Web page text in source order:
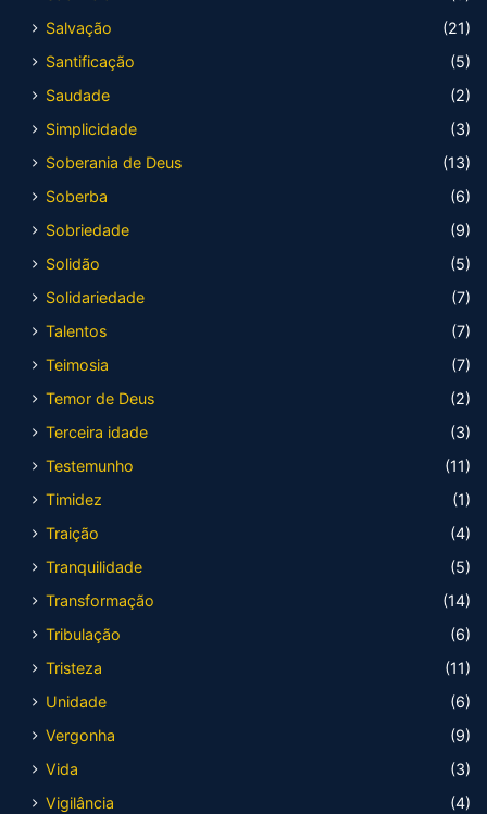
Salvação
(21)
Santificação
(5)
Saudade
(2)
Simplicidade
(3)
Soberania de Deus
(13)
Soberba
(6)
Sobriedade
(9)
Solidão
(5)
Solidariedade
(7)
Talentos
(7)
Teimosia
(7)
Temor de Deus
(2)
Terceira idade
(3)
Testemunho
(11)
Timidez
(1)
Traição
(4)
Tranquilidade
(5)
Transformação
(14)
Tribulação
(6)
Tristeza
(11)
Unidade
(6)
Vergonha
(9)
Vida
(3)
Vigilância
(4)